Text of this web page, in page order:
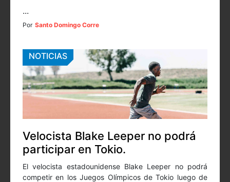
...
Por Santo Domingo Corre
NOTICIAS
Velocista Blake Leeper no podrá
participar en Tokio.
El velocista estadounidense Blake Leeper no podrá
competir en los Juegos Olímpicos de Tokio luego de